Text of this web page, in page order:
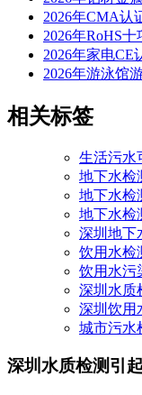
2026年CMA认
2026年RoHS
2026年家电
2026年游泳馆
相关标签
生活污水
地下水检
地下水检
地下水检
深圳地下
饮用水检
饮用水污
深圳水质
深圳饮用
城市污水
深圳水质检测引